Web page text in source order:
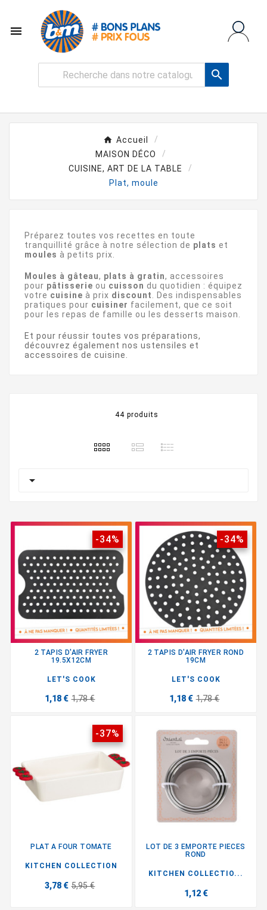


Accueil
MAISON DÉCO
CUISINE, ART DE LA TABLE
Plat, moule
Préparez toutes vos recettes en toute
tranquillité grâce à notre sélection de plats et
moules à petits prix.
Moules à gâteau, plats à gratin, accessoires
pour pâtisserie ou cuisson du quotidien : équipez
votre cuisine à prix discount
. Des indispensables
pratiques pour cuisiner facilement, que ce soit
pour les repas de famille ou les desserts maison.
Et pour réussir toutes vos préparations,
découvrez également nos ustensiles et
accessoires de cuisine
44 produits

-34%
2 TAPIS D'AIR FRYER
19.5X12CM
LET'S COOK
1,18 € 1,78 €
-34%
2 TAPIS D'AIR FRYER ROND
19CM
LET'S COOK
1,18 € 1,78 €
-37%
PLAT A FOUR TOMATE
KITCHEN COLLECTION
3,78 € 5,95 €
LOT DE 3 EMPORTE PIECES
ROND
KITCHEN COLLECTIO...
1,12 €